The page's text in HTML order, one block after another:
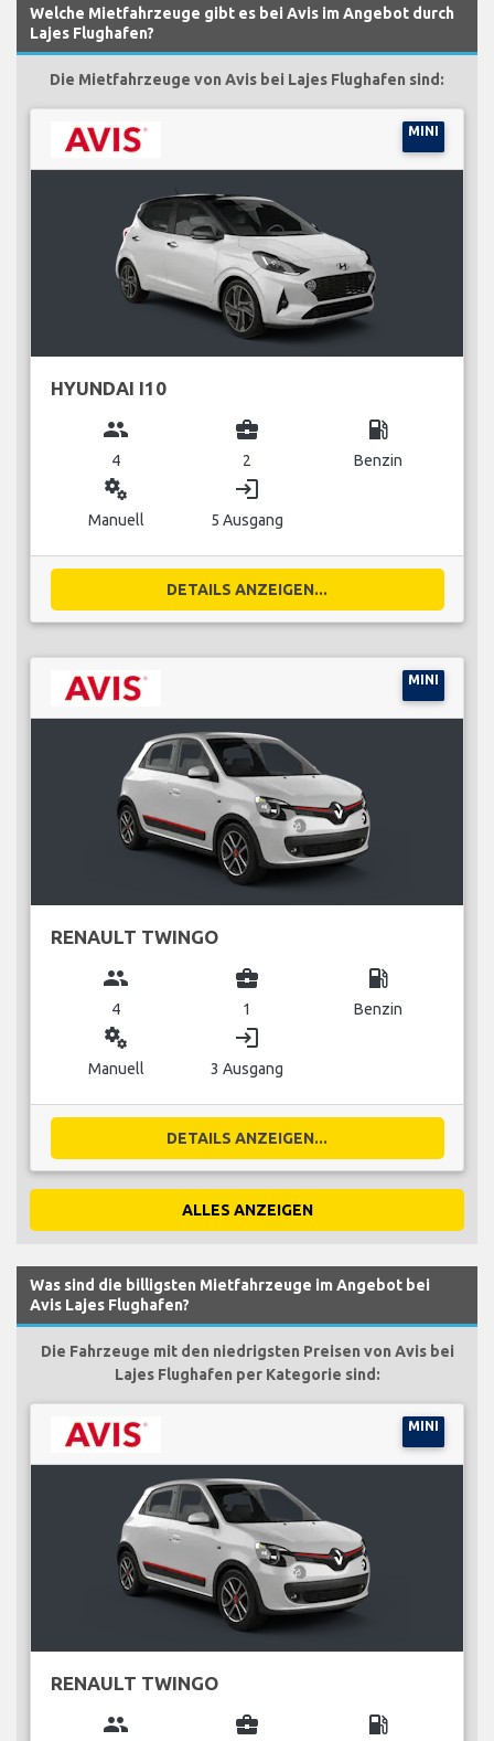
Welche Mietfahrzeuge gibt es bei Avis im Angebot durch
Lajes Flughafen?
Die Mietfahrzeuge von Avis bei Lajes Flughafen sind:
MINI
HYUNDAI I10
group
4
business_center
2
local_gas_station
Benzin
miscellaneous_services
Manuell
login
5 Ausgang
DETAILS ANZEIGEN...
MINI
RENAULT TWINGO
group
4
business_center
1
local_gas_station
Benzin
miscellaneous_services
Manuell
login
3 Ausgang
DETAILS ANZEIGEN...
ALLES ANZEIGEN
Was sind die billigsten Mietfahrzeuge im Angebot bei
Avis Lajes Flughafen?
Die Fahrzeuge mit den niedrigsten Preisen von Avis bei
Lajes Flughafen per Kategorie sind:
MINI
RENAULT TWINGO
group business_center local_gas_station